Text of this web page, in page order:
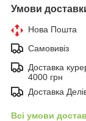
Умови
Нова Пошта
Самовивіз
Доставка
4000 грн
Доставка
Всі умови